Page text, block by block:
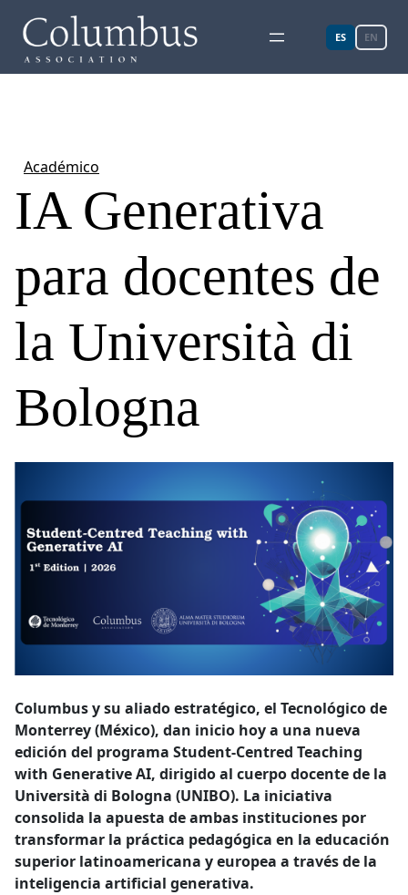
ES EN
Académico
IA Generativa
para docentes de
la Università di
Bologna
Columbus y su aliado estratégico, el Tecnológico de
Monterrey (México), dan inicio hoy a una nueva
edición del programa Student-Centred Teaching
with Generative AI, dirigido al cuerpo docente de la
Università di Bologna (UNIBO). La iniciativa
consolida la apuesta de ambas instituciones por
transformar la práctica pedagógica en la educación
superior latinoamericana y europea a través de la
inteligencia artificial generativa.